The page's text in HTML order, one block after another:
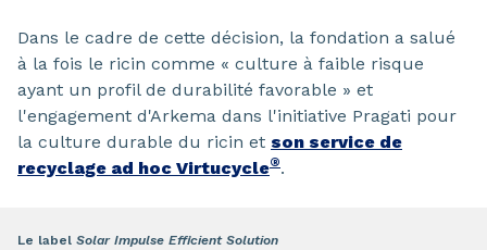
Dans le cadre de cette décision, la fondation a salué
à la fois le ricin comme « culture à faible risque
ayant un profil de durabilité favorable » et
l'engagement d'Arkema dans l'initiative Pragati pour
la culture durable du ricin et son service de
recyclage ad hoc Virtucycle®.
Le label Solar Impulse Efficient Solution